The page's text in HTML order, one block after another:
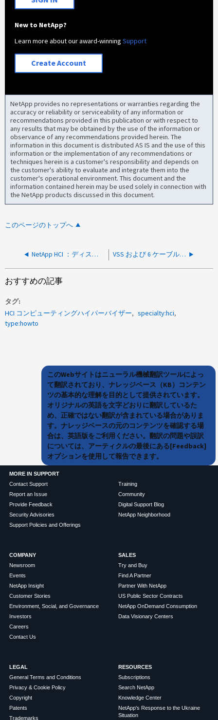
New to NetApp?
Learn more about our award-winningSupport
Create Account
NetApp provides no representations or warranties regarding the
accuracy or reliability or serviceability of any information or
recommendations provided in this publication or with respect to
any results that may be obtained by the use of the information or
observance of any recommendations provided herein. The
information in this document is distributed AS IS and the use of this
information or the implementation of any recommendations or
techniques herein is a customer's responsibility and depends on
the customer's ability to evaluate and integrate them into the
customer's operational environment. This document and the
information contained herein may be used solely in connection with
the NetApp products discussed in this document.
このページのトップへ
NetApp HCI ：ディスク障害が原因でコンピューティングノードが ESXi を起動できません VSS および 6 ケーブルを使用して H410C クラスタに H615C ノードを追加できない
おすすめの記事
タグ
HCI コンピューティングハイパーバイザー
specialty:hci
type:howto
このWebサイトはニューラル機械翻訳ツールによっ
て翻訳されており、ナレッジベース（KB）コンテン
ツの基本的な理解を目的として提供されています。
オリジナルの英語を文字どおりに翻訳しているた
め、正確ではない翻訳が含まれている場合がありま
す。ナレッジベースの元のコンテンツを確認する場
合は、英語版をご利用ください。翻訳の問題や誤訳
については、アーティクルの最後にある[Feedback]
オプションを使用して報告できます。
MORE IN SUPPORT
Contact Support
Report an Issue
Provide Feedback
Security Advisories
Support Policies and Offerings
Training
Community
Digital Support Blog
NetApp Neighborhood
COMPANY
Newsroom
Events
NetApp Insight
Customer Stories
Environment, Social, and Governance
Investors
Careers
Contact Us
SALES
Try and Buy
Find A Partner
Partner With NetApp
US Public Sector Contracts
NetApp OnDemand Consumption
Data Visionary Centers
LEGAL
General Terms and Conditions
Privacy & Cookie Policy
Copyright
Patents
Trademarks
RESOURCES
Subscriptions
Search NetApp
Knowledge Center
NetApp's Response to the Ukraine
Situation